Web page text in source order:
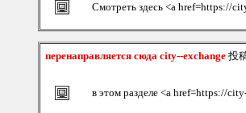
Смотреть здесь <a href=https://
перенаправляется сюда city--exchange 投
в этом разделе <a href=https://